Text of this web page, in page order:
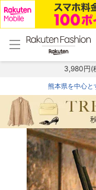
menu home
トップ
3,980円(
熊本県を中心と